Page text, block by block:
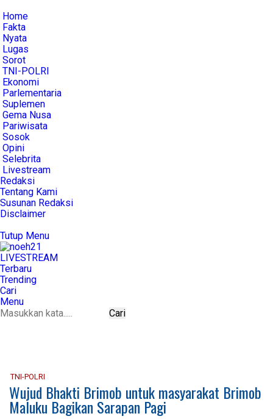
Home
Fakta
Nyata
Lugas
Sorot
TNI-POLRI
Ekonomi
Parlementaria
Suplemen
Gema Nusa
Pariwisata
Sosok
Opini
Selebrita
Livestream
Redaksi
Tentang Kami
Susunan Redaksi
Disclaimer
Tutup Menu
LIVESTREAM
Terbaru
Trending
Cari
Menu
Cari
TNI-POLRI
Wujud Bhakti Brimob untuk masyarakat Brimob
Maluku Bagikan Sarapan Pagi